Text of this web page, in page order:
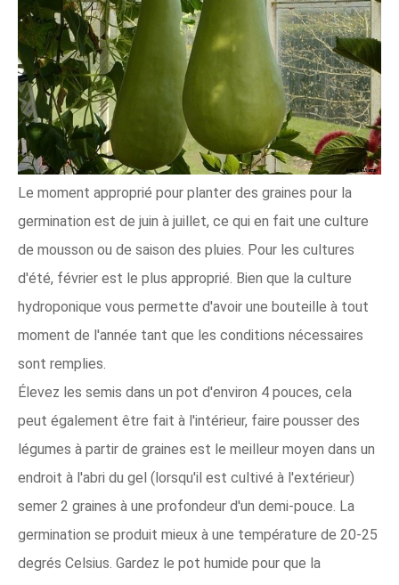
Le moment approprié pour planter des graines pour la
germination est de juin à juillet, ce qui en fait une culture
de mousson ou de saison des pluies. Pour les cultures
d'été, février est le plus approprié. Bien que la culture
hydroponique vous permette d'avoir une bouteille à tout
moment de l'année tant que les conditions nécessaires
sont remplies.
Élevez les semis dans un pot d'environ 4 pouces, cela
peut également être fait à l'intérieur, faire pousser des
légumes à partir de graines est le meilleur moyen dans un
endroit à l'abri du gel (lorsqu'il est cultivé à l'extérieur)
semer 2 graines à une profondeur d'un demi-pouce. La
germination se produit mieux à une température de 20-25
degrés Celsius. Gardez le pot humide pour que la